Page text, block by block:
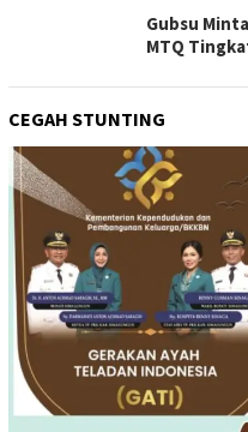
Gubsu
MTQ
CEGAH STUNTING